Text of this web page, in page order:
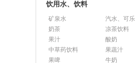
饮用水、饮料
矿泉水
汽水、可乐
奶茶
凉茶饮料
果汁
酸奶
中草药饮料
果蔬汁
果啤
牛奶